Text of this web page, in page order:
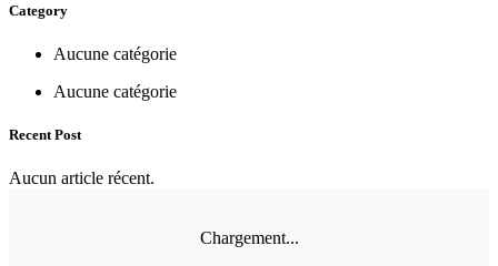
Category
Aucune catégorie
Aucune catégorie
Recent Post
Aucun article récent.
Chargement...